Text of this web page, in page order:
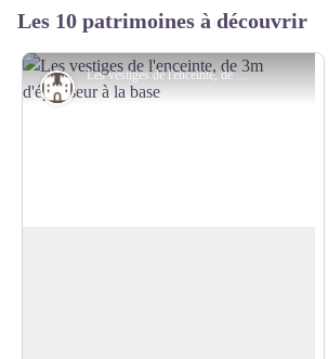
Les 10 patrimoines à découvrir
Les vestiges de l'enceinte, de 3m d'épaisseur à la base - PNRVN - A. Serylo
Histoire